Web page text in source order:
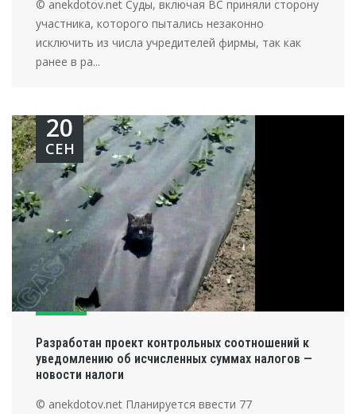
© anekdotov.net Суды, включая ВС приняли сторону
участника, которого пытались незаконно
исключить из числа учредителей фирмы, так как
ранее в ра...
Разработан проект контрольных соотношений к
уведомлению об исчисленных суммах налогов —
новости налоги
20
СЕН
© anekdotov.net Планируется ввести 77